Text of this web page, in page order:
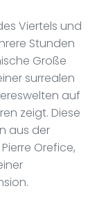
Viertels und
Stunden
Große
surrealen
auf
zeigt. Diese
aus der
Orefice,